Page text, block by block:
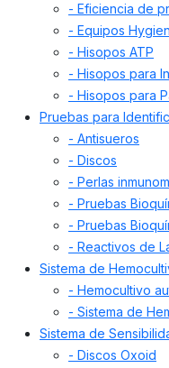
- Eficiencia de
- Equipos
- Hisopos ATP
- Hisopos para
- Hisopos para
Pruebas para
- Antisueros
- Discos
- Perlas
- Pruebas
- Pruebas
- Reactivos de
Sistema de
- Hemocultivo
- Sistema de
Sistema de
- Discos Oxoid